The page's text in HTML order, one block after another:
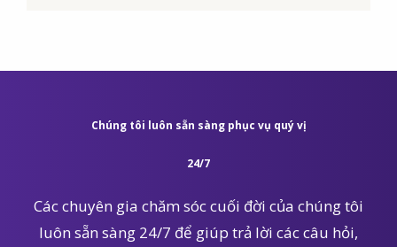
Chúng tôi luôn sẵn sàng phục vụ quý vị
24/7
Các chuyên gia chăm sóc cuối đời của chúng tôi
luôn sẵn sàng 24/7 để giúp trả lời các câu hỏi,